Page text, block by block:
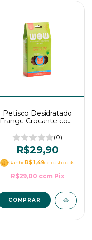
Petisco Desidratado
Frango Crocante com
WOW Pet Food 50g
(0)
R$29,90
GanheR$ 1,49de cashback
R$29,00 com Pix